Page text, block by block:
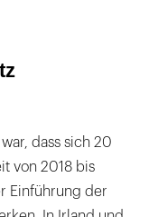
dass sich 20
von 2018 bis
Einführung der